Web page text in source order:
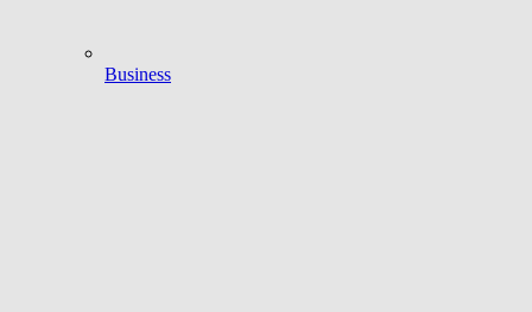
Business